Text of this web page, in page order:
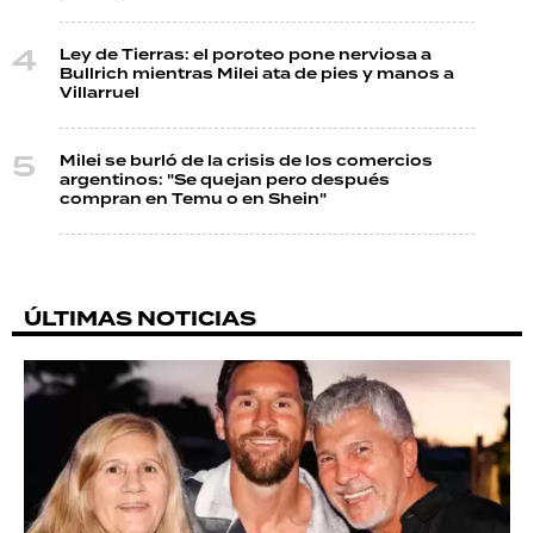
Ley de Tierras: el poroteo pone nerviosa a
Bullrich mientras Milei ata de pies y manos a
Villarruel
Milei se burló de la crisis de los comercios
argentinos: "Se quejan pero después
compran en Temu o en Shein"
ÚLTIMAS NOTICIAS